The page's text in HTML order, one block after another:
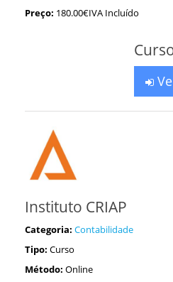
Preço: 180.00€IVA Incluído
Instituto CRIAP
Categoria: Contabilidade
Tipo: Curso
Método: Online